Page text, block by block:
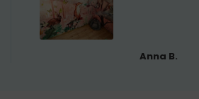
Anna B.